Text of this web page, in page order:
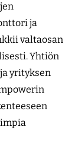
ja
valtaosan
Yhtiön
yrityksen